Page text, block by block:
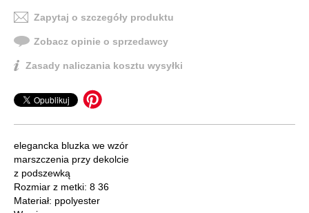
Zapytaj o szczegóły produktu
Zobacz opinie o sprzedawcy
Zasady naliczania kosztu wysyłki
elegancka bluzka we wzór
marszczenia przy dekolcie
z podszewką
Rozmiar z metki: 8 36
Materiał: ppolyester